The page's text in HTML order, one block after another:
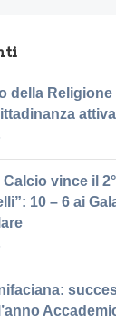
della
attiva
vince il
10 – 6 ai